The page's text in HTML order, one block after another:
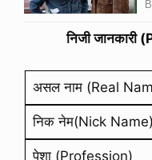
निजी
असल नाम (Real
निक नेम(Nick Name)
पेशा (Profession)